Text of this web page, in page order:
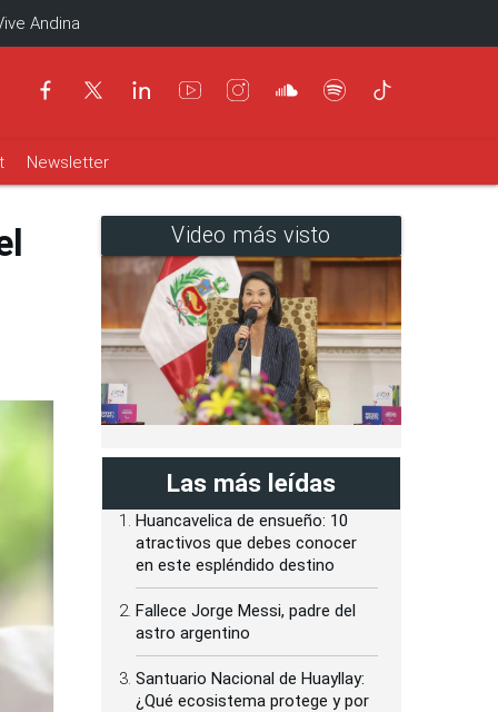
Andina
Newsletter
Video más visto
Las más leídas
Huancavelica de ensueño: 10
atractivos que debes conocer
en este espléndido destino
Fallece Jorge Messi, padre del
astro argentino
Santuario Nacional de Huayllay:
¿Qué ecosistema protege y por